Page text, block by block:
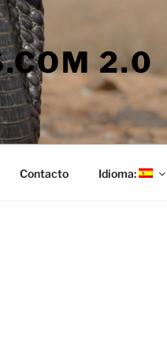
2.0
Contacto Idioma: